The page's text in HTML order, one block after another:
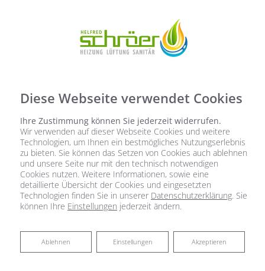
Diese Webseite verwendet Cookies
Ihre Zustimmung können Sie jederzeit widerrufen.
Wir verwenden auf dieser Webseite Cookies und weitere
Technologien, um Ihnen ein bestmögliches Nutzungserlebnis
zu bieten. Sie können das Setzen von Cookies auch ablehnen
und unsere Seite nur mit den technisch notwendigen
Cookies nutzen. Weitere Informationen, sowie eine
detaillierte Übersicht der Cookies und eingesetzten
Technologien finden Sie in unserer Datenschutzerklärung. Sie
können Ihre Einstellungen jederzeit ändern.
Akzeptieren
Einstellungen
Ablehnen
Ablehnen